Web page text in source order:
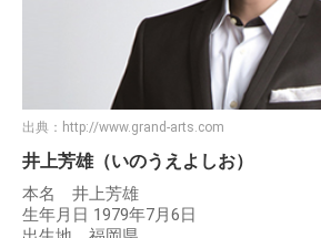
出典： http://www.grand-arts.com
井上芳雄（いのうえよしお）
本名 井上芳雄
生年月日 1979年7月6日